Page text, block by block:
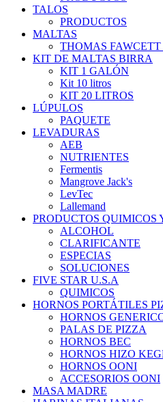
TALOS
PRODUCTOS
MALTAS
THOMAS
KIT DE MALTAS BIRRA
KIT 1 GALÓN
Kit 10 litros
KIT 20 LITROS
LÚPULOS
PAQUETE
LEVADURAS
AEB
NUTRIENTES
Fermentis
Mangrove Jack's
LevTec
Lallemand
PRODUCTOS QUIMICOS
ALCOHOL
CLARIFICANTE
ESPECIAS
SOLUCIONES
FIVE STAR U.S.A
QUIMICOS
HORNOS PORTÁTILES
HORNOS
PALAS DE PIZZA
HORNOS BEC
HORNOS HIZO
HORNOS OONI
ACCESORIOS OONI
MASA MADRE